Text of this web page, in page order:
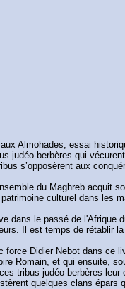
Almohades, essai
judéo-berbères qui
s’opposèrent aux
du Maghreb acquit
culturel dans les
dans le passé de
Il est temps de rétablir
force Didier Nebot dans ce
Romain, et qui ensuite,
tribus judéo-berbères
quelques clans